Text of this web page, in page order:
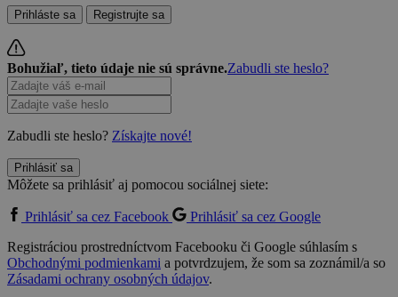
Prihláste sa Registrujte sa
Bohužiaľ, tieto údaje nie sú správne.Zabudli ste heslo?
Zabudli ste heslo? Získajte nové!
Prihlásiť sa
Môžete sa prihlásiť aj pomocou sociálnej siete:
Prihlásiť sa cez Facebook
Prihlásiť sa cez Google
Registráciou prostredníctvom Facebooku či Google súhlasím s
Obchodnými podmienkami a potvrdzujem, že som sa zoznámil/a so
Zásadami ochrany osobných údajov.